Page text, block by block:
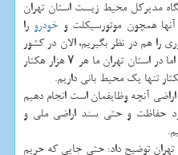
مدیركل محیط زیست استان تهران
همچون موتورسیكلت و خودرو را
را هم در نظر بگیریم، الان در كشور
ما هر ۳ هزار هكتار یك محیط بان دارد اما در استان تهران ما هر ۷ هزار هكتار
آنچه وظایفمان است انجام دهیم
حفاظت و حتی سند اراضی ملی و
توضیح داد: حتی جایی كه حریم